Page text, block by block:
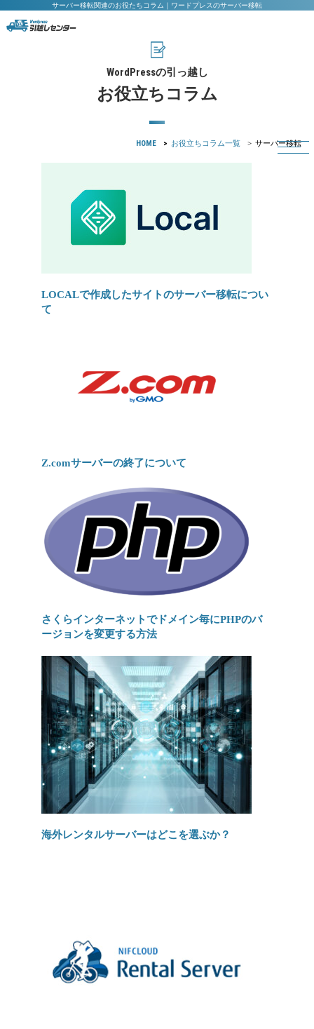
サーバー移転関連のお役たちコラム｜ワードプレスのサーバー移転
WordPressの引っ越し
お役立ちコラム
HOME お役立ちコラム一覧 サーバー移転
LOCALで作成したサイトのサーバー移転につい
て
Z.comサーバーの終了について
さくらインターネットでドメイン毎にPHPのバ
ージョンを変更する方法
海外レンタルサーバーはどこを選ぶか？